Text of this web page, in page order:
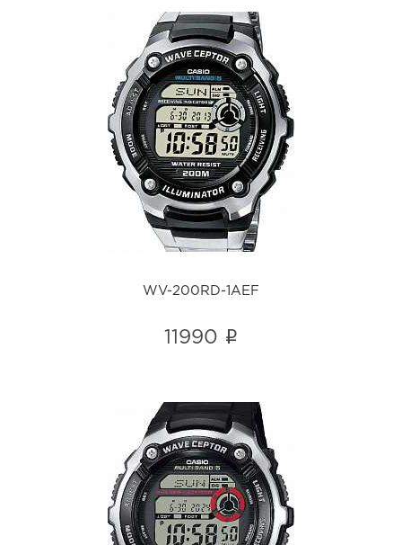
WV-200RD-1AEF
i
WV-200RD-1AEF
11990 i
WV-200R-1AEF